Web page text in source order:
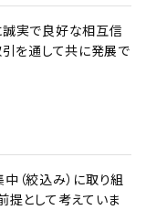
誠実で良好な相互信
引を通して共に発展で
（絞込み）に取り組
提として考えていま